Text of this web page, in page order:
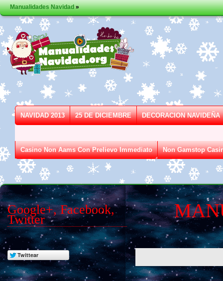
Manualidades Navidad»
NAVIDAD 2013 25 DE DICIEMBRE DECORACION NAVIDEÑA
Casino Non Aams Con Prelievo Immediato Non Gamstop
Google+, Facebook,
Twitter